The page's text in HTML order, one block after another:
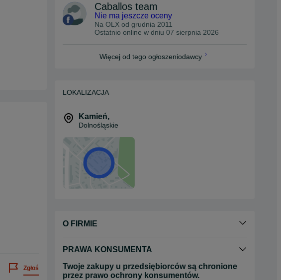
Zgłoś
Caballos team
Nie ma jeszcze oceny
Na OLX od grudnia 2011
Ostatnio online w dniu 07 sierpnia 2026
Więcej od tego ogłoszeniodawcy
LOKALIZACJA
Kamień,
Dolnośląskie
O FIRMIE
PRAWA KONSUMENTA
Twoje zakupy u przedsiębiorców są chronione
przez prawo ochrony konsumentów.